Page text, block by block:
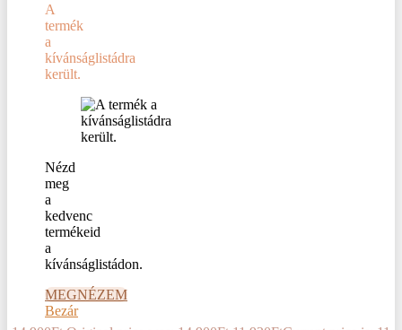
A
termék
a
kívánságlistádra
került.
Nézd
meg
a
kedvenc
termékeid
a
kívánságlistádon.
MEGNÉZEM
Bezár